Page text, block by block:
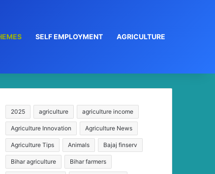
SELF EMPLOYMENT AGRICULTURE
2025 agriculture agriculture income
Agriculture Innovation Agriculture News
Agriculture Tips Animals Bajaj finserv
Bihar agriculture Bihar farmers